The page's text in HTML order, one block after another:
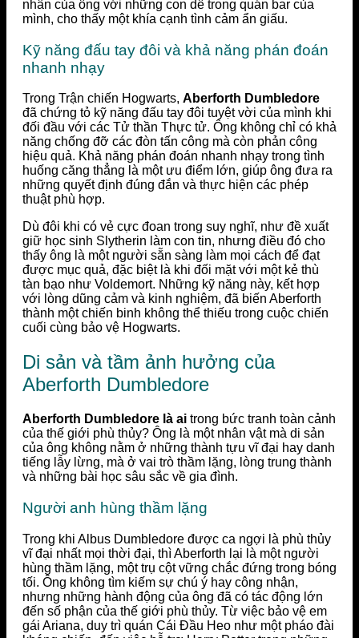
nhân của ông với những con dê trong quán bar của
mình, cho thấy một khía cạnh tình cảm ẩn giấu.
Kỹ năng đấu tay đôi và khả năng phán đoán
nhanh nhạy
Trong Trận chiến Hogwarts, Aberforth Dumbledore
đã chứng tỏ kỹ năng đấu tay đôi tuyệt vời của mình khi
đối đầu với các Tử thần Thực tử. Ông không chỉ có khả
năng chống đỡ các đòn tấn công mà còn phản công
hiệu quả. Khả năng phán đoán nhanh nhạy trong tình
huống căng thẳng là một ưu điểm lớn, giúp ông đưa ra
những quyết định đúng đắn và thực hiện các phép
thuật phù hợp.
Dù đôi khi có vẻ cực đoan trong suy nghĩ, như đề xuất
giữ học sinh Slytherin làm con tin, nhưng điều đó cho
thấy ông là một người sẵn sàng làm mọi cách để đạt
được mục quả, đặc biệt là khi đối mặt với một kẻ thù
tàn bạo như Voldemort. Những kỹ năng này, kết hợp
với lòng dũng cảm và kinh nghiệm, đã biến Aberforth
thành một chiến binh không thể thiếu trong cuộc chiến
cuối cùng bảo vệ Hogwarts.
Di sản và tầm ảnh hưởng của
Aberforth Dumbledore
Aberforth Dumbledore là ai trong bức tranh toàn cảnh
của thế giới phù thủy? Ông là một nhân vật mà di sản
của ông không nằm ở những thành tựu vĩ đại hay danh
tiếng lẫy lừng, mà ở vai trò thầm lặng, lòng trung thành
và những bài học sâu sắc về gia đình.
Người anh hùng thầm lặng
Trong khi Albus Dumbledore được ca ngợi là phù thủy
vĩ đại nhất mọi thời đại, thì Aberforth lại là một người
hùng thầm lặng, một trụ cột vững chắc đứng trong bóng
tối. Ông không tìm kiếm sự chú ý hay công nhận,
nhưng những hành động của ông đã có tác động lớn
đến số phận của thế giới phù thủy. Từ việc bảo vệ em
gái Ariana, duy trì quán Cái Đầu Heo như một pháo đài